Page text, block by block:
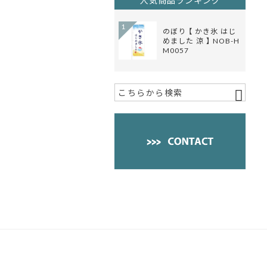
のぼり 【 かき氷 はじ
めました 涼 】 NOB-H
M0057
1